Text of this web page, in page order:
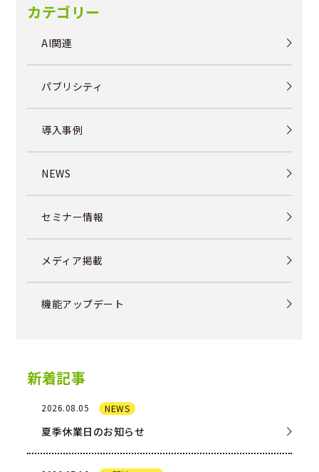
カテゴリー
AI関連
パブリシティ
導入事例
NEWS
セミナー情報
メディア掲載
機能アップデート
新着記事
2026.08.05 NEWS
夏季休業日のお知らせ